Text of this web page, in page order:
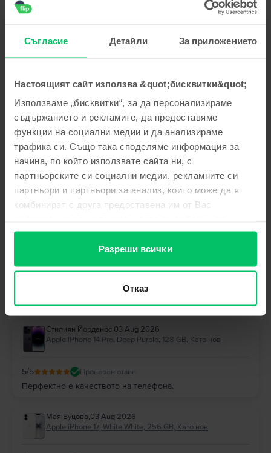
Съгласие Детайли За приложението
Настоящият сайт използва &quot;бисквитки&quot;
Използваме „бисквитки“, за да персонализираме
съдържанието и рекламите, да предоставяме
функции на социални медии и да анализираме
трафика си. Също така споделяме информация за
начина, по който използвате сайта ни, с
партньорските си социални медии, рекламните си
партньори и партньори за анализ, които може да я
комбинират с друга предоставена им от Вас
ползването от Ваша страна на услугите им.
Разреши всички
Отказ
пожелаваме приятно ползване!
Георги Стоянов
05 Aug 2026
Apple iPhone 15 Pro, Blue Titanium, 256 GB, Много добро
5/5 Проверен отзив
Отговор от Flip
Благодарим Ви за отзива! 😊 Радваме се, че сте доволни
от покупката. Благодарим Ви за доверието и Ви
пожелаваме приятно ползване!
Тодор Тодоров,05 Aug 2026
Apple iPhone 16 Pro, Natural Titanium, 256 GB, Като нов
Страхотен е Благодаря
Отговор от Flip
Благодарим Ви за отзива! 😊 Радваме се, че сте останали
Стилиян Йорданос,03 Aug 2026
Apple iPhone 14 Pro, Deep Purple, 128 GB, Като нов
5/5 Проверен отзив
Перфектно е качеството на телефона.
Мая Вуцова,03 Aug 2026
Apple iPhone 17, White White, 256 GB, Като нов